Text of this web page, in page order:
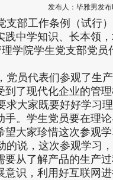
发布人：毕雅男发
部工作条例（试行
践中学知识、长本领
学院学生党支部党
员代表们参观了生
到了现代化企业的管
大家既要好好学习
手。学生党员要在理
望大家珍惜这次参观
说，这次参观学习
要从了解产品的生产
意识，利用好互联网